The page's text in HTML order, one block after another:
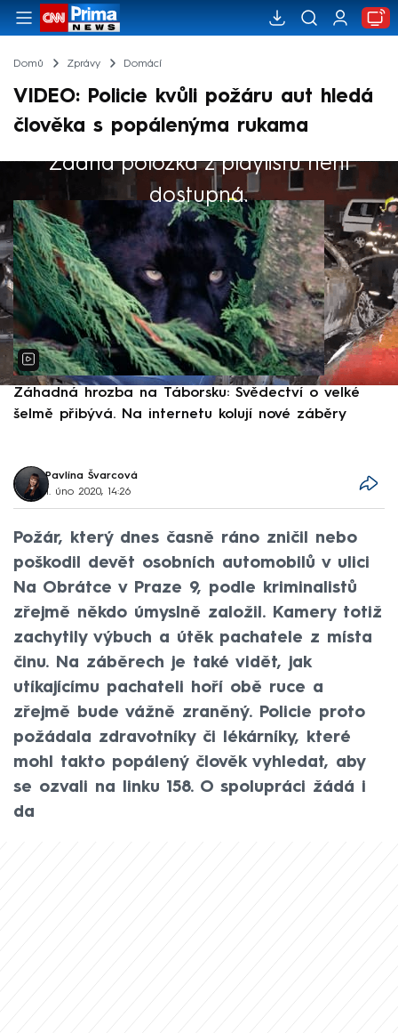
Domů Zprávy Domácí
VIDEO: Policie kvůli požáru aut hledá
člověka s popálenýma rukama
Žádná položka z playlistu není
dostupná.
Výběr redakce
Záhadná hrozba na Táborsku: Svědectví o velké
šelmě přibývá. Na internetu kolují nové záběry
Pavlína Švarcová
1. úno 2020, 14:26
Požár, který dnes časně ráno zničil nebo
poškodil devět osobních automobilů v ulici
Na Obrátce v Praze 9, podle kriminalistů
zřejmě někdo úmyslně založil. Kamery totiž
zachytily výbuch a útěk pachatele z místa
činu. Na záběrech je také vidět, jak
utíkajícímu pachateli hoří obě ruce a
zřejmě bude vážně zraněný. Policie proto
požádala zdravotníky či lékárníky, které
mohl takto popálený člověk vyhledat, aby
se ozvali na linku 158. O spolupráci žádá i
da